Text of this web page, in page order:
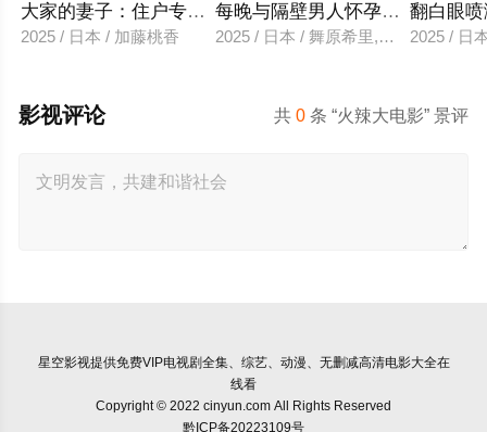
大家的妻子：住户专用洞口
2025 / 日本 / 加藤桃香
每晚与隔壁男人怀孕性爱
2025 / 日本 / 舞原希里,佐川金二
翻白眼
2025 / 日
共0 条 “火辣大电影” 景评
影视评论
星空影视提供免费VIP电视剧全集、综艺、动漫、无删减高清电影大全在
线看
Copyright © 2022 cinyun.com All Rights Reserved
黔ICP备20223109号